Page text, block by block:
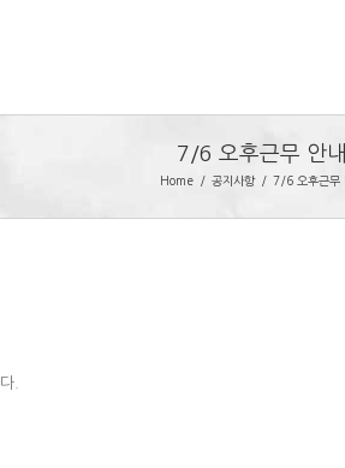
7/6 오후근무 안내
Home 공지사항 7/6 오후근무
.